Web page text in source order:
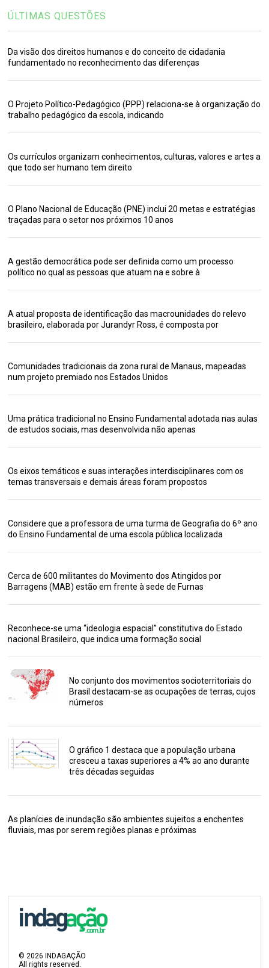
ÚLTIMAS QUESTÕES
Da visão dos direitos humanos e do conceito de cidadania
fundamentado no reconhecimento das diferenças
O Projeto Político-Pedagógico (PPP) relaciona-se à organização do
trabalho pedagógico da escola, indicando
Os currículos organizam conhecimentos, culturas, valores e artes a
que todo ser humano tem direito
O Plano Nacional de Educação (PNE) inclui 20 metas e estratégias
traçadas para o setor nos próximos 10 anos
A gestão democrática pode ser definida como um processo
político no qual as pessoas que atuam na e sobre à
A atual proposta de identificação das macrounidades do relevo
brasileiro, elaborada por Jurandyr Ross, é composta por
Comunidades tradicionais da zona rural de Manaus, mapeadas
num projeto premiado nos Estados Unidos
Uma prática tradicional no Ensino Fundamental adotada nas aulas
de estudos sociais, mas desenvolvida não apenas
Os eixos temáticos e suas interações interdisciplinares com os
temas transversais e demais áreas foram propostos
Considere que a professora de uma turma de Geografia do 6º ano
do Ensino Fundamental de uma escola pública localizada
Cerca de 600 militantes do Movimento dos Atingidos por
Barragens (MAB) estão em frente à sede de Furnas
Reconhece-se uma “ideologia espacial” constitutiva do Estado
nacional Brasileiro, que indica uma formação social
No conjunto dos movimentos socioterritoriais do
Brasil destacam-se as ocupações de terras, cujos
números
O gráfico 1 destaca que a população urbana
cresceu a taxas superiores a 4% ao ano durante
três décadas seguidas
As planícies de inundação são ambientes sujeitos a enchentes
fluviais, mas por serem regiões planas e próximas
©2026 INDAGAÇÃO
All rights reserved.